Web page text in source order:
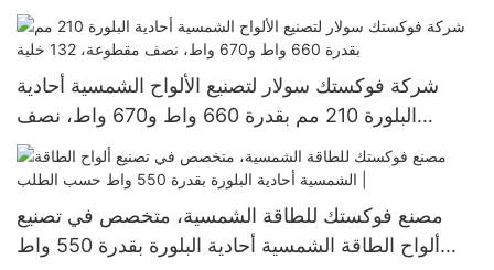
و100 واط، تعمل بالطاقة الشمسية بتقنية LED
شركة فوكستك سولار لتصنيع الألواح الشمسية أحادية
البلورة 210 مم بقدرة 660 واط و670 واط، نصف
مقطوعة، 132 خلية
مصنع فوكستك للطاقة الشمسية، متخصص في تصنيع
ألواح الطاقة الشمسية أحادية البلورة بقدرة 550 واط